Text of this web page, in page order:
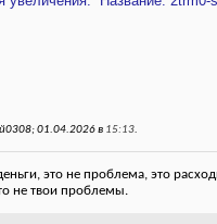
01.04.2026 в 15:13.
это не проблема, это
не твои проблемы.